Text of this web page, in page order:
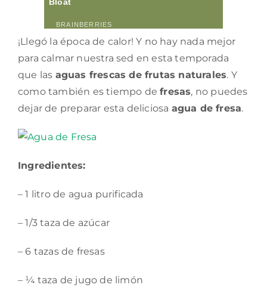
¡Llegó la época de calor! Y no hay nada mejor
para calmar nuestra sed en esta temporada
que las aguas frescas de frutas naturales. Y
como también es tiempo defresas, no puedes
dejar de preparar esta deliciosa agua de fresa.
Ingredientes:
– 1 litro de agua purificada
– 1/3 taza de azúcar
– 6 tazas de fresas
– ¼ taza de jugo de limón